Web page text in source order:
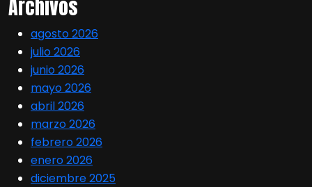
Archivos
agosto 2026
julio 2026
junio 2026
mayo 2026
abril 2026
marzo 2026
febrero 2026
enero 2026
diciembre 2025